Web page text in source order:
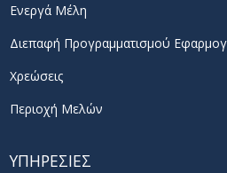
Ενεργά Μέλη
Διεπαφή Προγραμματισμού
Χρεώσεις
Περιοχή Μελών
ΥΠΗΡΕΣΙΕΣ